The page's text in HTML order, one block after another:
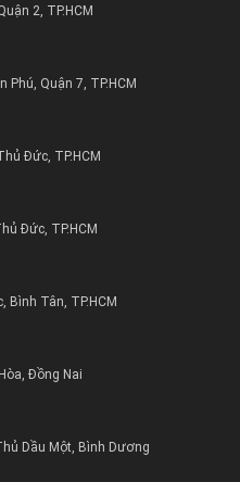
2, TP.HCM
Quận 7, TP.HCM
Đức, TP.HCM
Đức, TP.HCM
Bình Tân, TP.HCM
Đồng Nai
Dầu Một, Bình Dương